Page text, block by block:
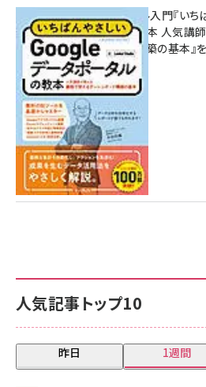
人気記事トップ10
昨日 1週間
無料BIツール入門『い
ポータルの教本 人気講
シュボード構築の基本』
7月31日 10:00